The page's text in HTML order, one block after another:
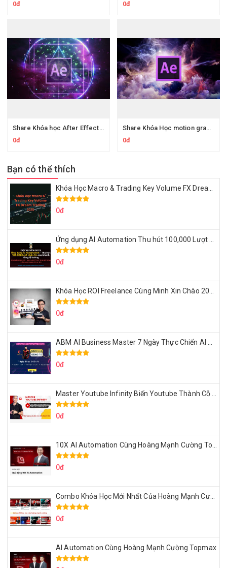
0đ
0đ
Share Khóa học After Effects motion graphics phần 2
0đ
Share Khóa Học motion graphics ultimate
0đ
Bạn có thể thích
0đ
0đ
0đ
0đ
0đ
0đ
Combo Khóa Học Mới Nhất Của Hoàng Mạnh Cường
0đ
AI Automation Cùng Hoàng Mạnh Cường Topmax